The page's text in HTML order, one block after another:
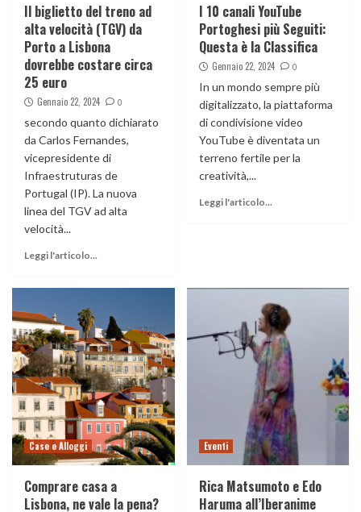
Il biglietto del treno ad
alta velocità (TGV) da
Porto a Lisbona
dovrebbe costare circa
25 euro
Gennaio 22, 2024 0
secondo quanto dichiarato
da Carlos Fernandes,
vicepresidente di
Infraestruturas de
Portugal (IP). La nuova
linea del TGV ad alta
velocità...
Leggi l'articolo...
I 10 canali YouTube
Portoghesi più Seguiti:
Questa è la Classifica
Gennaio 22, 2024 0
In un mondo sempre più
digitalizzato, la piattaforma
di condivisione video
YouTube è diventata un
terreno fertile per la
creatività,...
Leggi l'articolo...
Case e Alloggi
Comprare casa a
Lisbona, ne vale la pena?
Eventi
Rica Matsumoto e Edo
Haruma all’Iberanime